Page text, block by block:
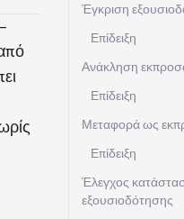
Έγκριση
Επίδειξη
Ανάκληση
Επίδειξη
Μεταφορά ως
Επίδειξη
Έλεγχος
εξουσιοδότησης